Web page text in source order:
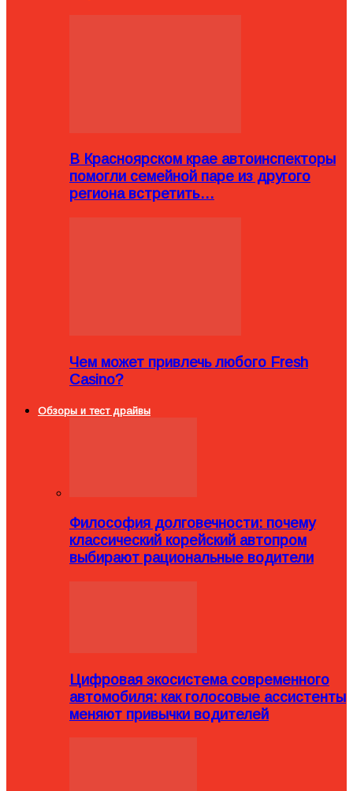
В Красноярском крае автоинспекторы
помогли семейной паре из другого
региона встретить…
Чем может привлечь любого Fresh
Casino?
Обзоры и тест драйвы
Философия долговечности: почему
классический корейский автопром
выбирают рациональные водители
Цифровая экосистема современного
автомобиля: как голосовые ассистенты
меняют привычки водителей